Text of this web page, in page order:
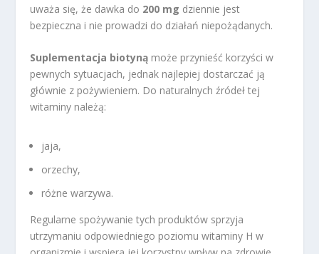
uważa się, że dawka do 200 mg dziennie jest
bezpieczna i nie prowadzi do działań niepożądanych.
Suplementacja biotyną może przynieść korzyści w
pewnych sytuacjach, jednak najlepiej dostarczać ją
głównie z pożywieniem. Do naturalnych źródeł tej
witaminy należą:
jaja,
orzechy,
różne warzywa.
Regularne spożywanie tych produktów sprzyja
utrzymaniu odpowiedniego poziomu witaminy H w